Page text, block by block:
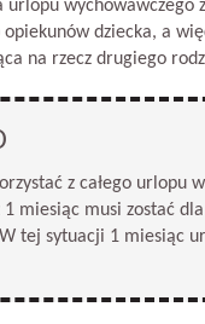
urlopu
dziecka, a
na rzecz drugiego
z całego urlopu
1 miesiąc musi zostać
tej sytuacji 1 miesiąc